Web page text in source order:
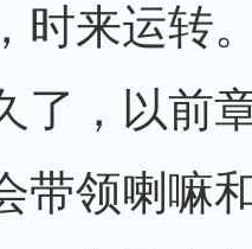
时来运转
了，以前
带领喇嘛